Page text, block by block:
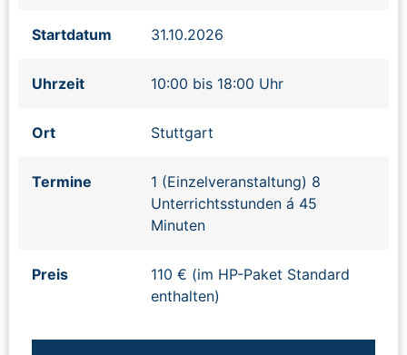
Startdatum 31.10.2026
Uhrzeit 10:00 bis 18:00 Uhr
Ort Stuttgart
Termine
1 (Einzelveranstaltung) 8
Unterrichtsstunden á 45
Minuten
Preis
110 € (im HP-Paket Standard
enthalten)